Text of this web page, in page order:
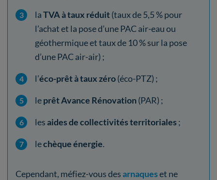
laTVA à taux réduit(taux de 5,5 % pour
l’achat et la pose d’une PAC air-eau ou
géothermique et taux de 10 % sur la pose
d’une PAC air-air) ;
l’éco-prêt à taux zéro(éco-PTZ) ;
leprêt Avance Rénovation(PAR) ;
lesaides de collectivités territoriales ;
lechèque énergie.
Cependant, méfiez-vous desarnaqueset ne